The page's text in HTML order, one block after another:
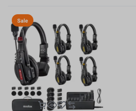
Sale